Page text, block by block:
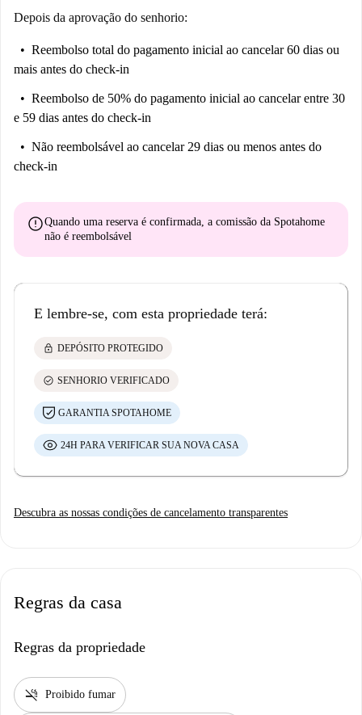
Depois da aprovação do senhorio:
Reembolso total do pagamento inicial ao cancelar 60 dias ou
mais antes do check-in
Reembolso de 50% do pagamento inicial ao cancelar entre 30
e 59 dias antes do check-in
Não reembolsável ao cancelar 29 dias ou menos antes do
check-in
errorQuando uma reserva é confirmada, a comissão da Spotahome
não é reembolsável
E lembre-se, com esta propriedade terá:
lock DEPÓSITO PROTEGIDO
check_circle SENHORIO VERIFICADO
GARANTIA SPOTAHOME
24H PARA VERIFICAR SUA NOVA CASA
Descubra as nossas condições de cancelamento transparentes
Regras da casa
Regras da propriedade
smoke_free Proibido fumar